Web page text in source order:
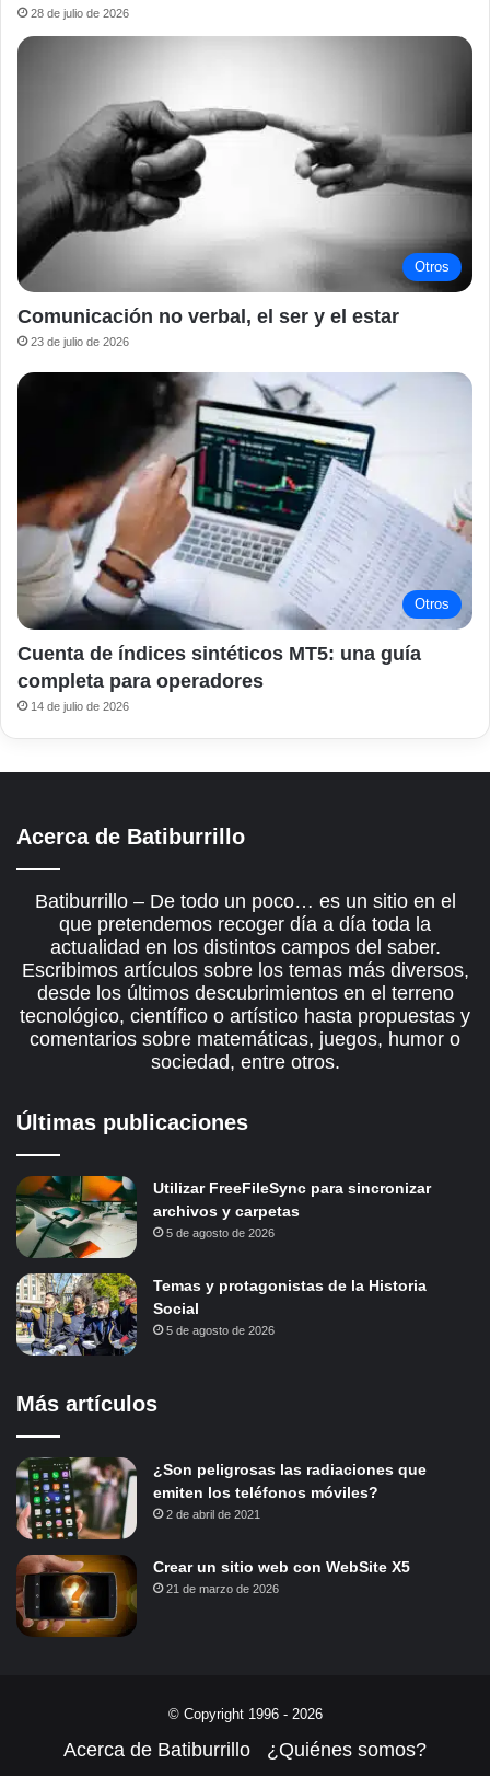
28 de julio de 2026
Otros
Comunicación no verbal, el ser y el estar
23 de julio de 2026
Otros
Cuenta de índices sintéticos MT5: una guía
completa para operadores
14 de julio de 2026
Acerca de Batiburrillo
Batiburrillo – De todo un poco… es un sitio en el
que pretendemos recoger día a día toda la
actualidad en los distintos campos del saber.
Escribimos artículos sobre los temas más diversos,
desde los últimos descubrimientos en el terreno
tecnológico, científico o artístico hasta propuestas y
comentarios sobre matemáticas, juegos, humor o
sociedad, entre otros.
Últimas publicaciones
Utilizar FreeFileSync para sincronizar
archivos y carpetas
5 de agosto de 2026
Temas y protagonistas de la Historia
Social
5 de agosto de 2026
Más artículos
¿Son peligrosas las radiaciones que
emiten los teléfonos móviles?
2 de abril de 2021
Crear un sitio web con WebSite X5
21 de marzo de 2026
© Copyright 1996 - 2026
Acerca de Batiburrillo
¿Quiénes somos?